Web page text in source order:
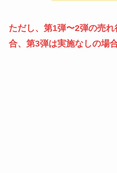
ただし、第1弾〜2弾の売
合、第3弾は実施なしの場合